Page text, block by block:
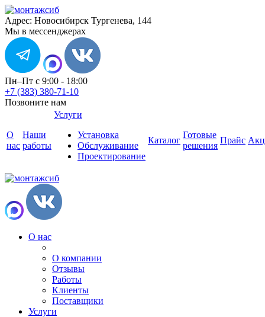
Адрес: Новосибирск Тургенева, 144
Мы в мессенджерах
Пн–Пт с 9:00 - 18:00
+7 (383) 380-71-10
Позвоните нам
О
нас
Наши
работы
Услуги
Установка
Обслуживание
Проектирование
Каталог
Готовые
решения
Прайс
О нас
О компании
Отзывы
Работы
Клиенты
Поставщики
Услуги